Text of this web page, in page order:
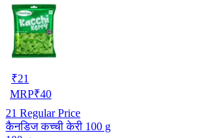
₹21
MRP₹40
21 Regular Price
कैनडिज कच्ची केरी 100 g